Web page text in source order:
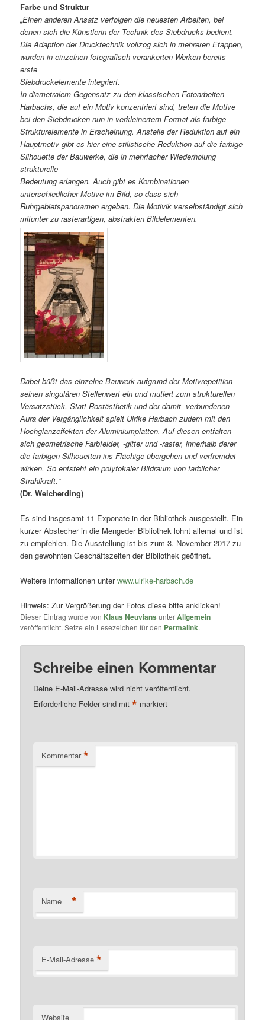
Farbe und Struktur
„Einen anderen Ansatz verfolgen die neuesten Arbeiten, bei
denen sich die Künstlerin der Technik des Siebdrucks bedient.
Die Adaption der Drucktechnik vollzog sich in mehreren Etappen,
wurden in einzelnen fotografisch verankerten Werken bereits
erste
Siebdruckelemente integriert.
In diametralem Gegensatz zu den klassischen Fotoarbeiten
Harbachs, die auf ein Motiv konzentriert sind, treten die Motive
bei den Siebdrucken nun in verkleinertem Format als farbige
Strukturelemente in Erscheinung. Anstelle der Reduktion auf ein
Hauptmotiv gibt es hier eine stilistische Reduktion auf die farbige
Silhouette der Bauwerke, die in mehrfacher Wiederholung
strukturelle
Bedeutung erlangen. Auch gibt es Kombinationen
unterschiedlicher Motive im Bild, so dass sich
Ruhrgebietspanoramen ergeben. Die Motivik verselbständigt sich
mitunter zu rasterartigen, abstrakten Bildelementen.
Dabei büßt das einzelne Bauwerk aufgrund derMotivrepetition
seinen singulären Stellenwert ein und mutiert zum strukturellen
Versatzstück. Statt Rostästhetik und der damit verbundenen
Aura der Vergänglichkeit spielt Ulrike Harbach zudem mit den
Hochglanzeffekten der Aluminiumplatten. Auf diesen entfalten
sich geometrische Farbfelder, -gitter und -raster, innerhalb derer
die farbigen Silhouetten ins Flächige übergehen und verfremdet
wirken. So entsteht ein polyfokaler Bildraum von farblicher
Strahlkraft.“
(Dr. Weicherding)
Es sind insgesamt 11 Exponate in der Bibliothek ausgestellt. Ein
kurzer Abstecher in die Mengeder Bibliothek lohnt allemal und ist
zu empfehlen. Die Ausstellung ist bis zum 3. November 2017 zu
den gewohnten Geschäftszeiten der Bibliothek geöffnet.
Weitere Informationen unterwww.ulrike-harbach.de
Hinweis: Zur Vergrößerung der Fotos diese bitte anklicken!
Dieser Eintrag wurde von Klaus Neuvians unterAllgemein
veröffentlicht. Setze ein Lesezeichen für den Permalink.
Schreibe einen Kommentar
Deine E-Mail-Adresse wird nicht veröffentlicht.
Erforderliche Felder sind mit* markiert
Kommentar *
Name *
E-Mail-Adresse *
Website